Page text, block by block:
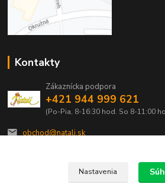
Kontakty
Zákaznícka podpora
+421 944 999 621
(Po-Pia, 8-16:30 hod. So 8-11:00
obchod@natali.sk
Nastavenia